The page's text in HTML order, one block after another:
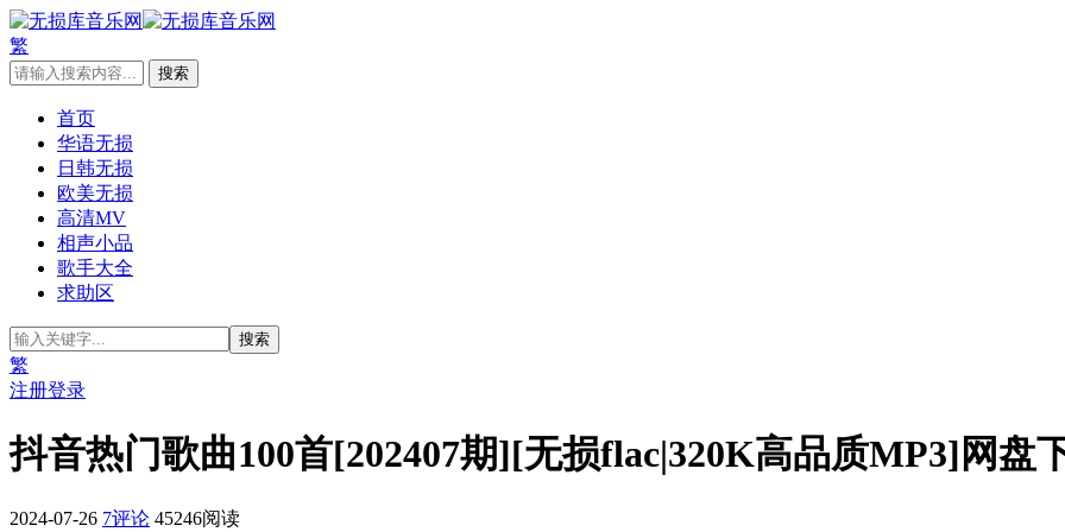
繁
首页
华语无损
日韩无损
欧美无损
高清MV
相声小品
歌手大全
求助区
繁
注册登录
抖音热门歌曲100首[202407期][无损flac|320K高品质MP3]网盘
2024-07-26 7评论 45246阅读